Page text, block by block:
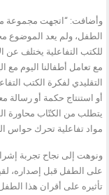
وأضافت: “اتجهت مجموعة
الطفل، ولم يعد الموضوع
للكتب التفاعلية يختلف عن
مع تعامل أطفالنا اليوم مع
التقليدي لفكرة الكتب
أو استنتاج حكمة أو رسالة
يتطلب من الكتّاب محاورة
مواد تفاعلية تحرك حواس
ونوهت إلى نجاح تجربة
على الطفل قبل إصداره،
تأثيره على أقران هذا